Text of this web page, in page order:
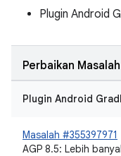
Plugin Android
Perbaikan Masalah
Plugin Android
Masalah #355397971
AGP 8.5: Lebih